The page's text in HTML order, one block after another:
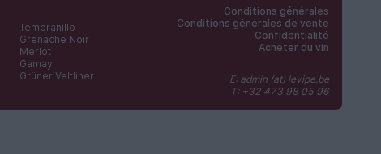
Tempranillo
Grenache Noir
Merlot
Gamay
Grüner Veltliner
Conditions générales
Conditions générales de vente
Confidentialité
Acheter du vin
E: admin (at) levipe.be
T: +32 473 98 05 96